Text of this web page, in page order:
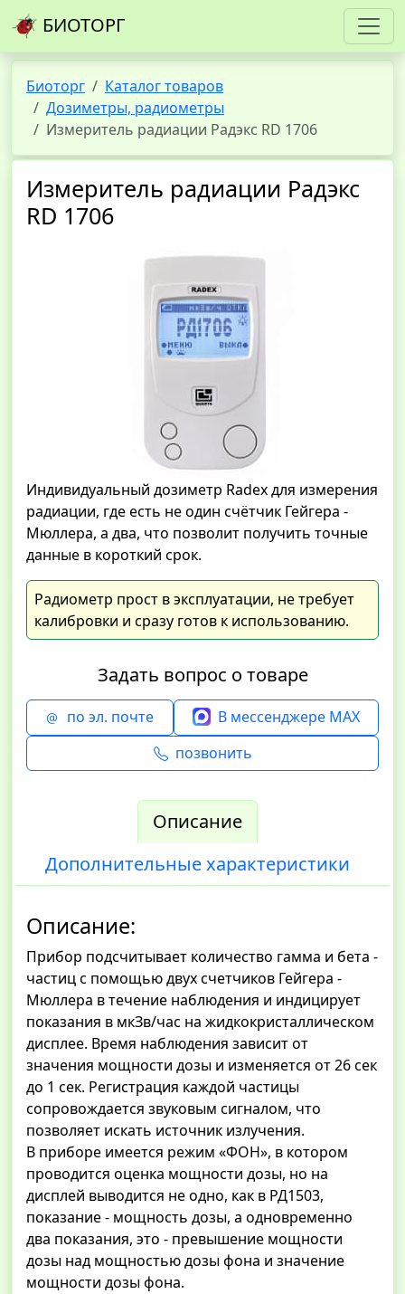
БИОТОРГ
Биоторг
Каталог товаров
Дозиметры, радиометры
Измеритель радиации Радэкс RD 1706
Измеритель радиации Радэкс
RD 1706
Индивидуальный дозиметр Radex для измерения
радиации, где есть не один счётчик Гейгера -
Мюллера, а два, что позволит получить точные
данные в короткий срок.
Радиометр прост в эксплуатации, не требует
калибровки и сразу готов к использованию.
Задать вопрос о товаре
по эл. почте
В мессенджере MAX
позвонить
Описание
Дополнительные характеристики
Описание:
Прибор подсчитывает количество гамма и бета -
частиц с помощью двух счетчиков Гейгера -
Мюллера в течение наблюдения и индицирует
показания в мкЗв/час на жидкокристаллическом
дисплее. Время наблюдения зависит от
значения мощности дозы и изменяется от 26 сек
до 1 сек. Регистрация каждой частицы
сопровождается звуковым сигналом, что
позволяет искать источник излучения.
В приборе имеется режим «ФОН», в котором
проводится оценка мощности дозы, но на
дисплей выводится не одно, как в РД1503,
показание - мощность дозы, а одновременно
два показания, это - превышение мощности
дозы над мощностью дозы фона и значение
мощности дозы фона.